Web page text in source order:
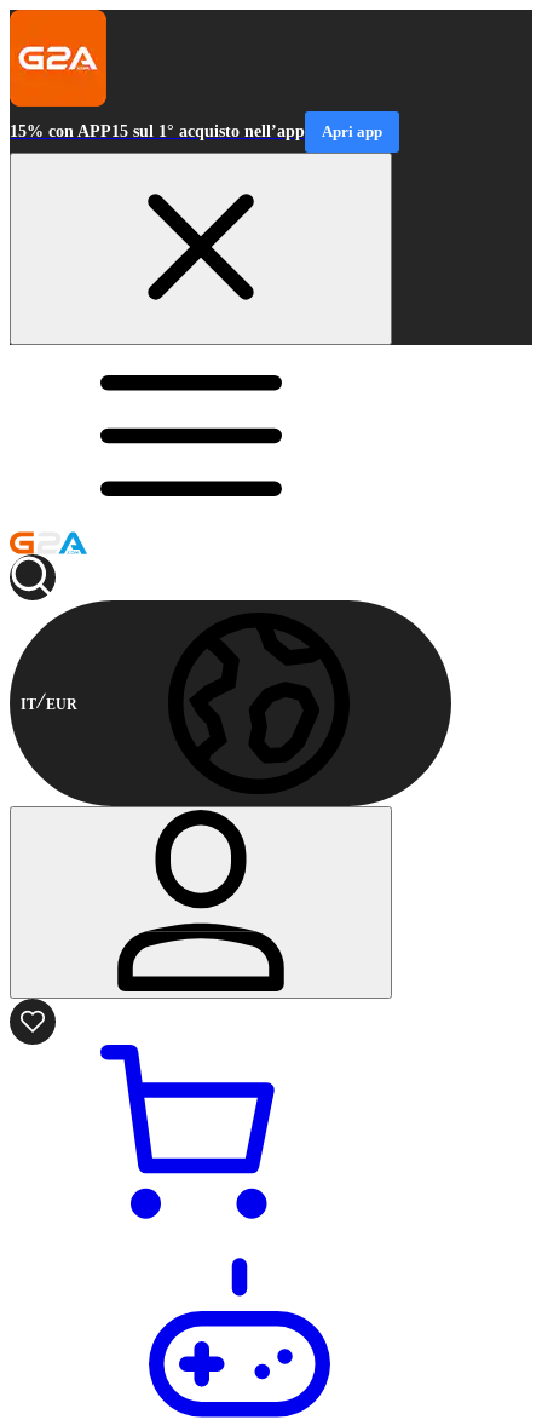
15% con APP15 sul 1° acquisto nell’app Apri app
IT EUR